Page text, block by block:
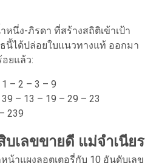
นึ่ง-ภิรดา ที่สร้างสถิติเข้าเป้า
นี้ได้ปล่อยใบแนวทางแท้ ออกมา
ยแล้ว:
– 2 – 3 – 9
– 13 – 19 – 29 – 23
239
บเลขขายดี แม่จำเนียร
น้าแผงลอตเตอรี่กับ 10 อันดับเลข